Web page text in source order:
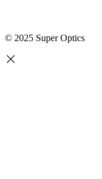
© 2025 Super Optics